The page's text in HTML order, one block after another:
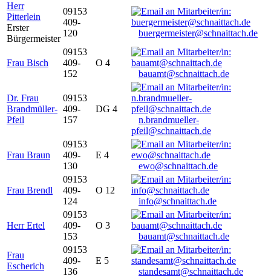
Herr
Pitterlein
Erster
Bürgermeister
09153
409-
120
buergermeister@schnaittach.de
Frau Bisch
09153
409-
152
O 4
bauamt@schnaittach.de
Dr. Frau
Brandmüller-
Pfeil
09153
409-
157
DG 4
n.brandmueller-
pfeil@schnaittach.de
Frau Braun
09153
409-
130
E 4
ewo@schnaittach.de
Frau Brendl
09153
409-
124
O 12
info@schnaittach.de
Herr Ertel
09153
409-
153
O 3
bauamt@schnaittach.de
Frau
Escherich
09153
409-
136
E 5
standesamt@schnaittach.de